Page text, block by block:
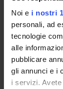
Noi e i nostri
personali, ad
tecnologie
alle
pubblicare
gli annunci e i
i servizi.
Referente
Diego Lubian
Referente
Data
16 luglio 2015